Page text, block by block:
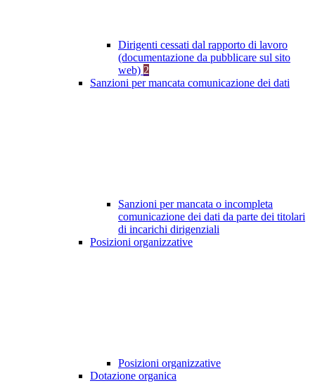
Dirigenti cessati dal rapporto di lavoro
(documentazione da pubblicare sul sito
web) 2
Sanzioni per mancata comunicazione dei dati
Sanzioni per mancata o incompleta
comunicazione dei dati da parte dei titolari
di incarichi dirigenziali
Posizioni organizzative
Posizioni organizzative
Dotazione organica